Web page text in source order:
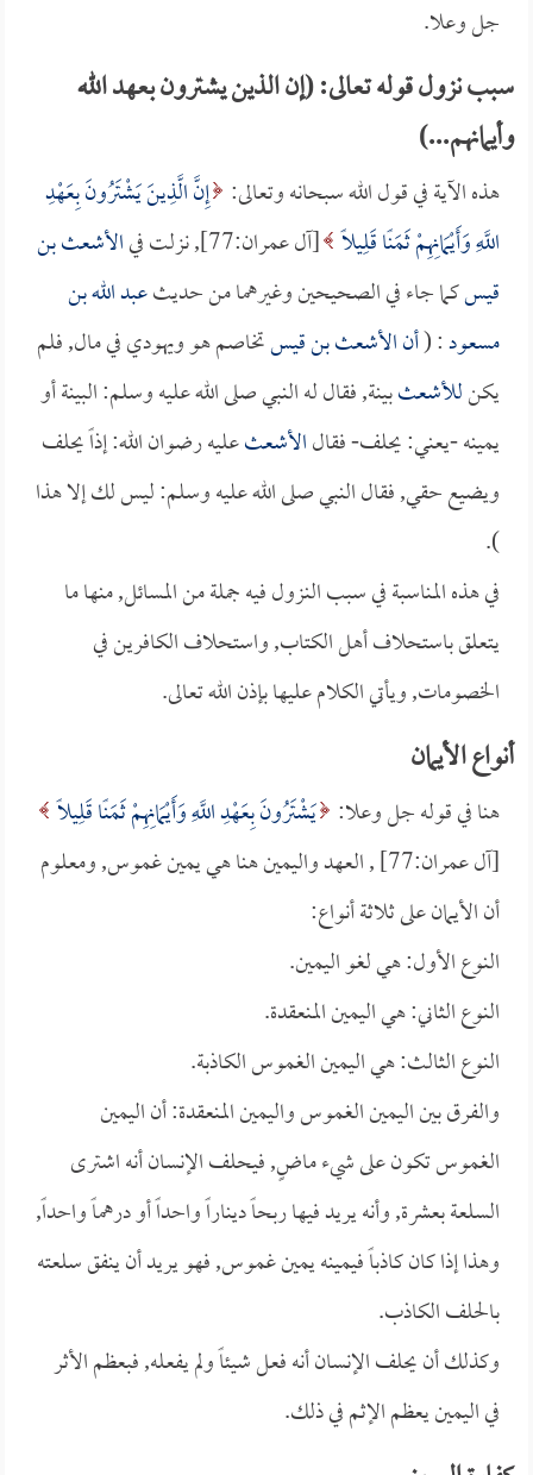
جل وعلا.
سبب نزول قوله تعالى: (إن الذين يشترون بعهد الله
وأيمانهم...)
هذه الآية في قول الله سبحانه وتعالى: إِنَّ الَّذِينَ يَشْتَرُونَ بِعَهْدِ
اللَّهِ وَأَيْمَانِهِمْ ثَمَنًا قَلِيلًا [آل عمران:77], نزلت في
الأشعث بن
قيسكما جاء في الصحيحين وغيرهما من حديثعبد الله بن
مسعود: (أنالأشعث بن قيستخاصم هو ويهودي في مال, فلم
يكنللأشعثبينة, فقال له النبي صلى الله عليه وسلم: البينة أو
يمينه -يعني: يحلف- فقالالأشعثعليه رضوان الله: إذاً يحلف
ويضيع حقي, فقال النبي صلى الله عليه وسلم: ليس لك إلا هذا
).
في هذه المناسبة في سبب النزول فيه جملة من المسائل, منها ما
يتعلق باستحلاف أهل الكتاب, واستحلاف الكافرين في
الخصومات, ويأتي الكلام عليها بإذن الله تعالى.
أنواع الأيمان
هنا في قوله جل وعلا: يَشْتَرُونَ بِعَهْدِ اللَّهِ وَأَيْمَانِهِمْ ثَمَنًا قَلِيلًا
[آل عمران:77] , العهد واليمين هنا هي يمين غموس, ومعلوم
أن الأيمان على ثلاثة أنواع:
النوع الأول: هي لغو اليمين.
النوع الثاني: هي اليمين المنعقدة.
النوع الثالث: هي اليمين الغموس الكاذبة.
والفرق بين اليمين الغموس واليمين المنعقدة: أن اليمين
الغموس تكون على شيء ماضٍ, فيحلف الإنسان أنه اشترى
السلعة بعشرة, وأنه يريد فيها ربحاً ديناراً واحداً أو درهماً واحداً,
وهذا إذا كان كاذباً فيمينه يمين غموس, فهو يريد أن ينفق سلعته
بالحلف الكاذب.
وكذلك أن يحلف الإنسان أنه فعل شيئاً ولم يفعله, فبعظم الأثر
في اليمين يعظم الإثم في ذلك.